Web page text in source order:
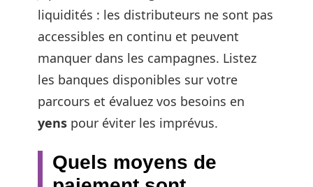
liquidités : les distributeurs ne sont pas
accessibles en continu et peuvent
manquer dans les campagnes. Listez
les banques disponibles sur votre
parcours et évaluez vos besoins en
yens pour éviter les imprévus.
Quels moyens de